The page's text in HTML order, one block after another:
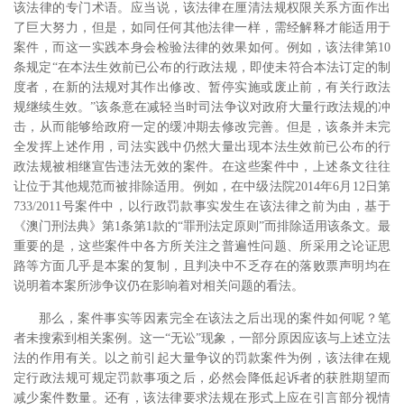
该法律的专门术语。应当说，该法律在厘清法规权限关系方面作出
了巨大努力，但是，如同任何其他法律一样，需经解释才能适用于
案件，而这一实践本身会检验法律的效果如何。例如，该法律第10
条规定“在本法生效前已公布的行政法规，即使未符合本法订定的制
度者，在新的法规对其作出修改、暂停实施或废止前，有关行政法
规继续生效。”该条意在减轻当时司法争议对政府大量行政法规的冲
击，从而能够给政府一定的缓冲期去修改完善。但是，该条并未完
全发挥上述作用，司法实践中仍然大量出现本法生效前已公布的行
政法规被相继宣告违法无效的案件。 在这些案件中，上述条文往往
让位于其他规范而被排除适用。例如，在中级法院2014年6月12日第
733/2011号案件中，以行政罚款事实发生在该法律之前为由，基于
《澳门刑法典》第1条第1款的“罪刑法定原则”而排除适用该条文。最
重要的是，这些案件中各方所关注之普遍性问题、所采用之论证思
路等方面几乎是本案的复制，且判决中不乏存在的落败票声明均在
说明着本案所涉争议仍在影响着对相关问题的看法。
那么，案件事实等因素完全在该法之后出现的案件如何呢？笔
者未搜索到相关案例。这一“无讼”现象，一部分原因应该与上述立法
法的作用有关。以之前引起大量争议的罚款案件为例，该法律在规
定行政法规可规定罚款事项之后，必然会降低起诉者的获胜期望而
减少案件数量。还有，该法律要求法规在形式上应在引言部分视情